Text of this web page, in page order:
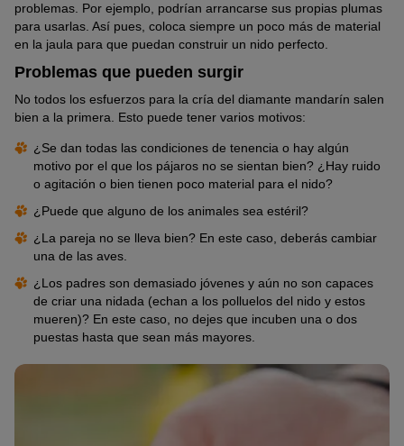
problemas. Por ejemplo, podrían arrancarse sus propias plumas
para usarlas. Así pues, coloca siempre un poco más de material
en la jaula para que puedan construir un nido perfecto.
Problemas que pueden surgir
No todos los esfuerzos para la cría del diamante mandarín salen
bien a la primera. Esto puede tener varios motivos:
¿Se dan todas las condiciones de tenencia o hay algún
motivo por el que los pájaros no se sientan bien? ¿Hay ruido
o agitación o bien tienen poco material para el nido?
¿Puede que alguno de los animales sea estéril?
¿La pareja no se lleva bien? En este caso, deberás cambiar
una de las aves.
¿Los padres son demasiado jóvenes y aún no son capaces
de criar una nidada (echan a los polluelos del nido y estos
mueren)? En este caso, no dejes que incuben una o dos
puestas hasta que sean más mayores.